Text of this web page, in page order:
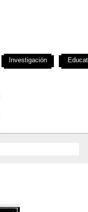
Investigación